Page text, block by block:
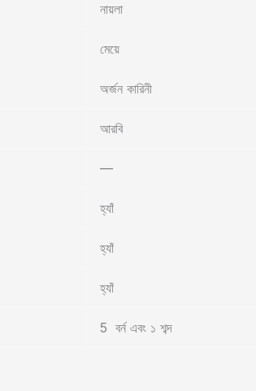
নায়লা
মেয়ে
অর্জন কারিনী
আরবি
—
হ্যাঁ
হ্যাঁ
হ্যাঁ
5 বর্ন এবং ১ শব্দ